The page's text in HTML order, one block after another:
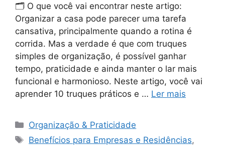
🗂️ O que você vai encontrar neste artigo:
Organizar a casa pode parecer uma tarefa
cansativa, principalmente quando a rotina é
corrida. Mas a verdade é que com truques
simples de organização, é possível ganhar
tempo, praticidade e ainda manter o lar mais
funcional e harmonioso. Neste artigo, você vai
aprender 10 truques práticos e … Ler mais
Categorias
Organização & Praticidade
Tags
Benefícios para Empresas e Residências,